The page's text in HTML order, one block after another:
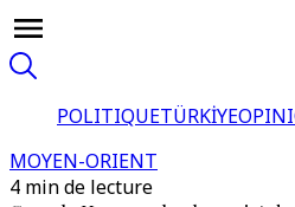
POLITIQUETÜRKİYE
MOYEN-ORIENT
4 min de lecture